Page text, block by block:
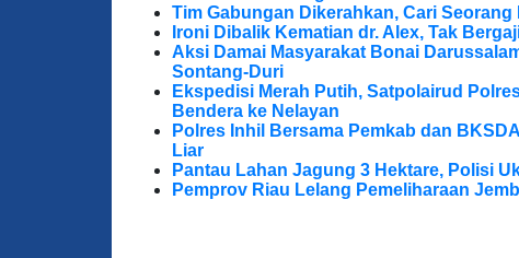
Tim Gabungan Dikerahkan, Cari
Ironi Dibalik Kematian dr. Alex, Tak
Aksi Damai Masyarakat Bonai
Sontang-Duri
Ekspedisi Merah Putih, Satpolairud
Bendera ke Nelayan
Polres Inhil Bersama Pemkab dan
Liar
Pantau Lahan Jagung 3 Hektare, Polisi
Pemprov Riau Lelang Pemeliharaan